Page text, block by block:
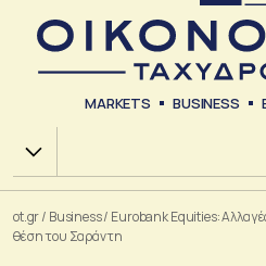
MARKETS BUSINESS
Χ.Α.
ot.gr/ Business/ Eurobank Equities:
θέση του Σαράντη